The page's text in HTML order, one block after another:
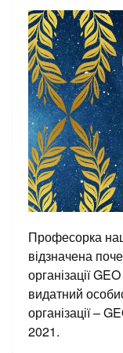
Професорка
відзначена
організації
видатний
організації –
2021.